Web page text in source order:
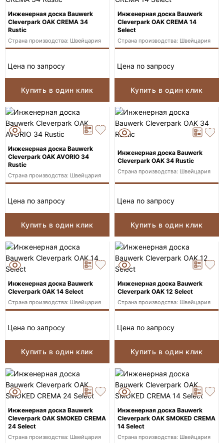
Инженерная доска Bauwerk
Cleverpark OAK CREMA 34
Rustic
Страна производства: Швейцария
Цена по запросу
Купить в один клик
Инженерная доска Bauwerk
Cleverpark OAK CREMA 14
Select
Страна производства: Швейцария
Цена по запросу
Купить в один клик
Инженерная доска Bauwerk
Cleverpark OAK AVORIO 34
Rustic
Страна производства: Швейцария
Цена по запросу
Купить в один клик
Инженерная доска Bauwerk
Cleverpark OAK 34 Rustic
Страна производства: Швейцария
Цена по запросу
Купить в один клик
Инженерная доска Bauwerk
Cleverpark OAK 14 Select
Страна производства: Швейцария
Цена по запросу
Купить в один клик
Инженерная доска Bauwerk
Cleverpark OAK 12 Select
Страна производства: Швейцария
Цена по запросу
Купить в один клик
Инженерная доска Bauwerk
Cleverpark OAK SMOKED CREMA
24 Select
Страна производства: Швейцария
Инженерная доска Bauwerk
Cleverpark OAK SMOKED CREMA
14 Select
Страна производства: Швейцария